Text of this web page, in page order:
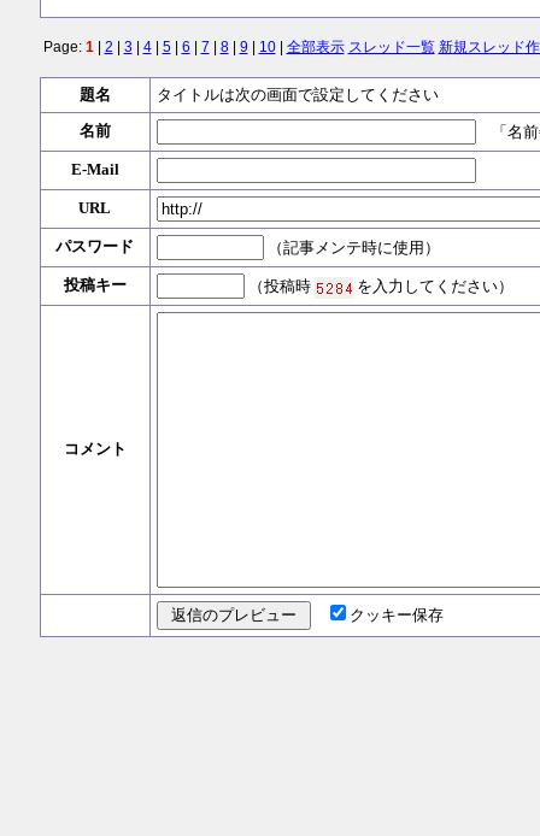
Page: 1| 2 3 4| 5| 6 7 8| 9 10| 全部表示 スレッド一覧 新規スレッド
題名
タイトルは次の画面で設定してください
名前
「名前
E-Mail
URL
パスワード （記事メンテ時に使用）
投稿キー （投稿時 を入力してください）
コメント
クッキー保存